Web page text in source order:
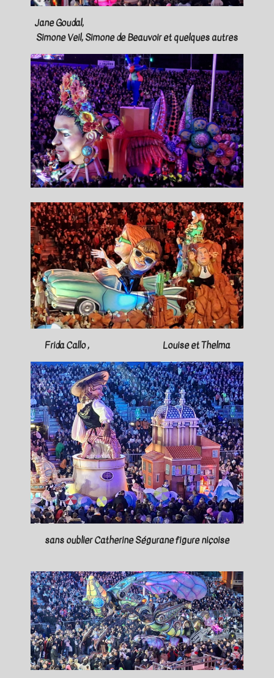
Jane Goudal,
Simone Veil, Simone de Beauvoir et quelques autres
Frida Callo , Louise et Thelma
sans oublier Catherine Ségurane figure niçoise